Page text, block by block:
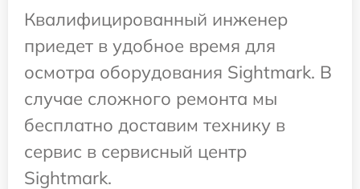
Квалифицированный инженер
приедет в удобное время для
осмотра оборудования Sightmark. В
случае сложного ремонта мы
бесплатно доставим технику в
сервис в сервисный центр
Sightmark.